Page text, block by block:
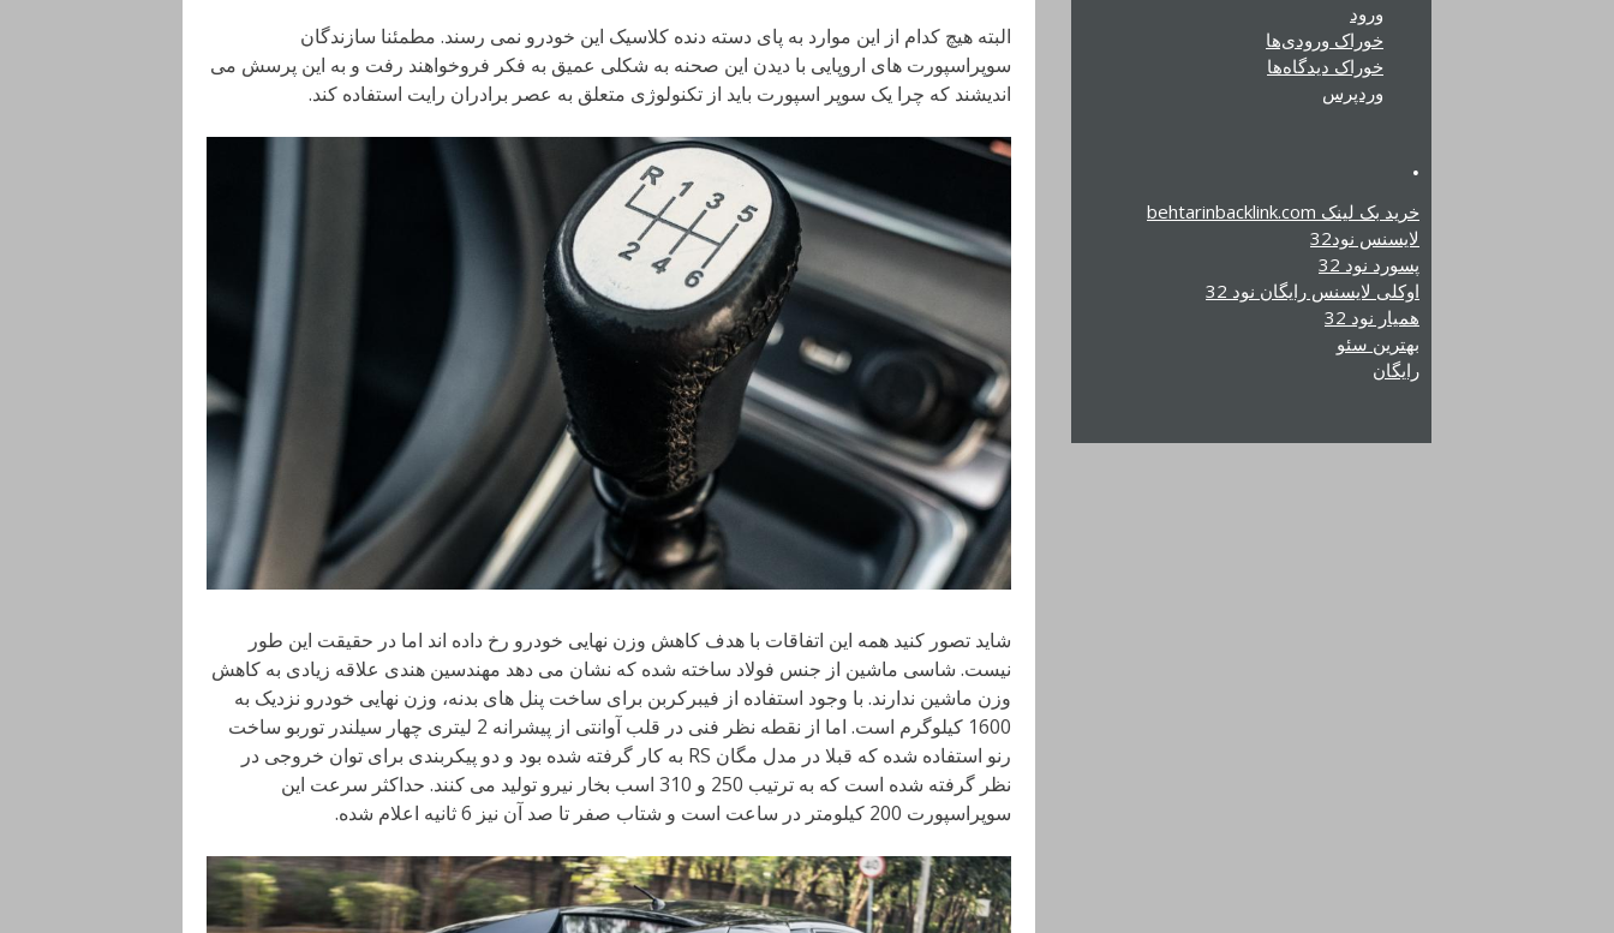
البته هیچ کدام از این موارد به پای دسته دنده کلاسیک این خودرو نمی رسند. مطمئنا سازندگان
سوپراسپورت های اروپایی با دیدن این صحنه به شکلی عمیق به فکر فروخواهند رفت و به این پرسش می
اندیشند که چرا یک سوپر اسپورت باید از تکنولوژی متعلق به عصر برادران رایت استفاده کند.
شاید تصور کنید همه این اتفاقات با هدف کاهش وزن نهایی خودرو رخ داده اند اما در حقیقت این طور
نیست. شاسی ماشین از جنس فولاد ساخته شده که نشان می دهد مهندسین هندی علاقه زیادی به کاهش
وزن ماشین ندارند. با وجود استفاده از فیبرکربن برای ساخت پنل های بدنه، وزن نهایی خودرو نزدیک به
1600 کیلوگرم است. اما از نقطه نظر فنی در قلب آوانتی از پیشرانه 2 لیتری چهار سیلندر توربو ساخت
رنو استفاده شده که قبلا در مدل مگان RS به کار گرفته شده بود و دو پیکربندی برای توان خروجی در
نظر گرفته شده است که به ترتیب 250 و 310 اسب بخار نیرو تولید می کنند. حداکثر سرعت این
سوپراسپورت 200 کیلومتر در ساعت است و شتاب صفر تا صد آن نیز 6 ثانیه اعلام شده.
ورود
خوراک ورودی‌ها
خوراک دیدگاه‌ها
وردپرس
.
خرید بک لینک behtarinbacklink.com
لایسنس نود32
پسورد نود 32
اوکلی لایسنس رایگان نود 32
همیار نود 32
بهترین سئو
رایگان